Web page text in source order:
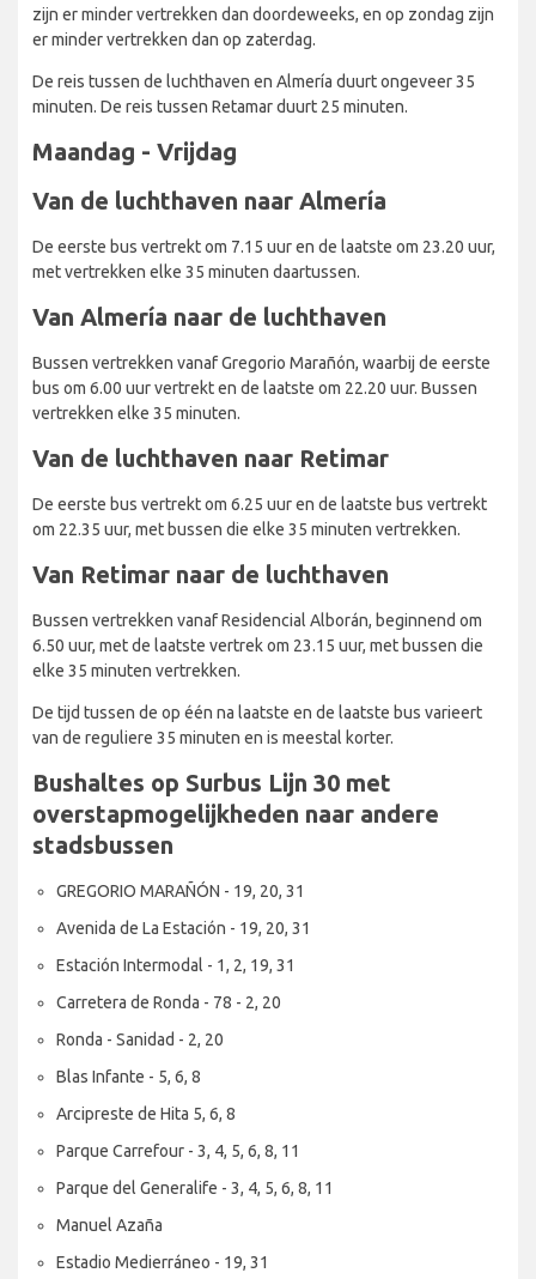
zijn er minder vertrekken dan doordeweeks, en op zondag zijn
er minder vertrekken dan op zaterdag.
De reis tussen de luchthaven en Almería duurt ongeveer 35
minuten. De reis tussen Retamar duurt 25 minuten.
Maandag - Vrijdag
Van de luchthaven naar Almería
De eerste bus vertrekt om 7.15 uur en de laatste om 23.20 uur,
met vertrekken elke 35 minuten daartussen.
Van Almería naar de luchthaven
Bussen vertrekken vanaf Gregorio Marañón, waarbij de eerste
bus om 6.00 uur vertrekt en de laatste om 22.20 uur. Bussen
vertrekken elke 35 minuten.
Van de luchthaven naar Retimar
De eerste bus vertrekt om 6.25 uur en de laatste bus vertrekt
om 22.35 uur, met bussen die elke 35 minuten vertrekken.
Van Retimar naar de luchthaven
Bussen vertrekken vanaf Residencial Alborán, beginnend om
6.50 uur, met de laatste vertrek om 23.15 uur, met bussen die
elke 35 minuten vertrekken.
De tijd tussen de op één na laatste en de laatste bus varieert
van de reguliere 35 minuten en is meestal korter.
Bushaltes op Surbus Lijn 30 met
overstapmogelijkheden naar andere
stadsbussen
GREGORIO MARAÑÓN - 19, 20, 31
Avenida de La Estación - 19, 20, 31
Estación Intermodal - 1, 2, 19, 31
Carretera de Ronda - 78 - 2, 20
Ronda - Sanidad - 2, 20
Blas Infante - 5, 6, 8
Arcipreste de Hita 5, 6, 8
Parque Carrefour - 3, 4, 5, 6, 8, 11
Parque del Generalife - 3, 4, 5, 6, 8, 11
Manuel Azaña
Estadio Medierráneo - 19, 31